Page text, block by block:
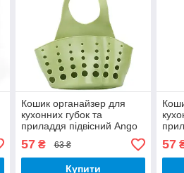
Кошик органайзер для
кухонних губок та
приладдя підвісний Ango
харчовий силікон зелена
57₴ 63 ₴
Купити
57